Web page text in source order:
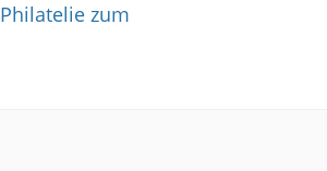
zum